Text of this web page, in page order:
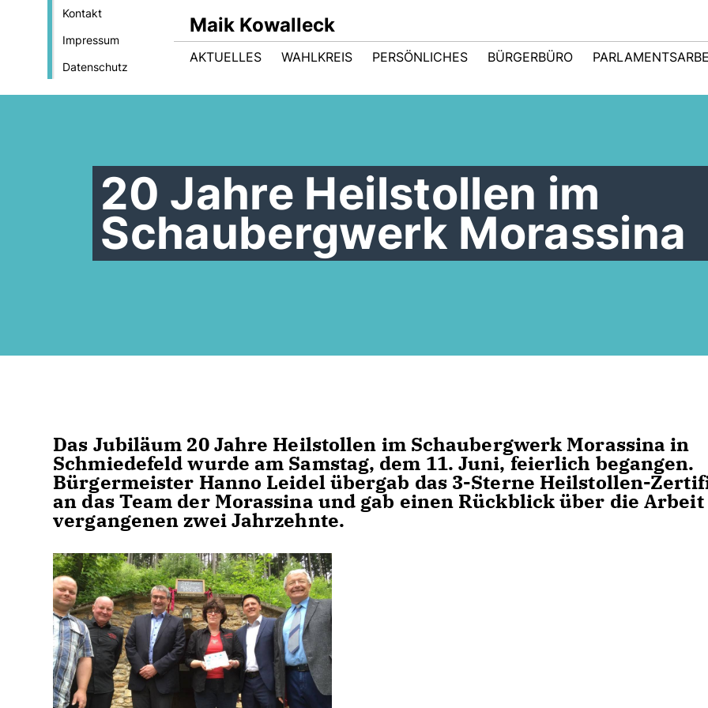
Kontakt
Impressum
Datenschutz
Maik Kowalleck
AKTUELLES WAHLKREIS PERSÖNLICHES BÜRGERBÜRO
20 Jahre Heilstollen im
Schaubergwerk Morassina
Das Jubiläum 20 Jahre Heilstollen im Schaubergwerk Morassina in
Schmiedefeld wurde am Samstag, dem 11. Juni, feierlich begangen.
Bürgermeister Hanno Leidel übergab das 3-Sterne Heilstollen-
an das Team der Morassina und gab einen Rückblick über die
vergangenen zwei Jahrzehnte.